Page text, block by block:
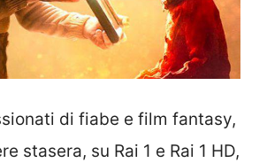
di fiabe e film fantasy,
stasera, su Rai 1 e Rai 1 HD,